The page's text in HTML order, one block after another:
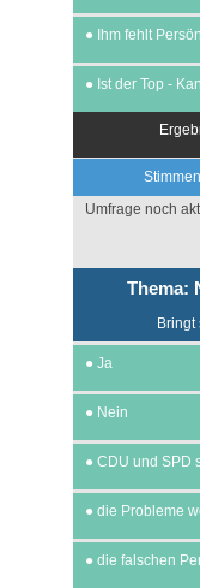
● Ihm fehlt
● Ist der Top -
Umfrage noch
Thema:
Bringt
● Ja
● Nein
● CDU und SPD
● die Probleme
● die falschen